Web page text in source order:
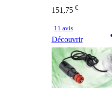
151,75 €
11 avis
Découvrir